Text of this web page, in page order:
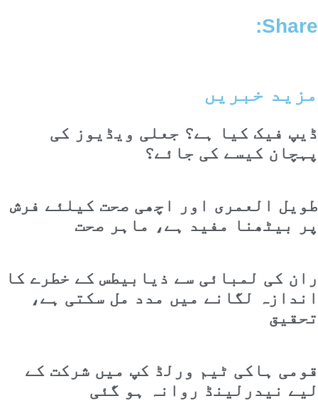
Share:
مزید خبریں
ڈیپ فیک کیا ہے؟ جعلی ویڈیوز کی
پہچان کیسے کی جائے؟
طویل العمری اور اچھی صحت کیلئے فرش
پر بیٹھنا مفید ہے، ماہر صحت
ران کی لمبائی سے ذیابیطس کے خطرے کا
اندازہ لگانے میں مدد مل سکتی ہے،
تحقیق
قومی ہاکی ٹیم ورلڈ کپ میں شرکت کے
لیے نیدرلینڈ روانہ ہو گئی